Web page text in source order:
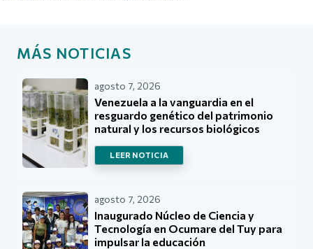
MÁS NOTICIAS
agosto 7, 2026
Venezuela a la vanguardia en el
resguardo genético del patrimonio
natural y los recursos biológicos
LEER NOTICIA
agosto 7, 2026
Inaugurado Núcleo de Ciencia y
Tecnología en Ocumare del Tuy para
impulsar la educación